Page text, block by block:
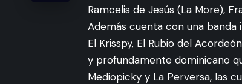
Ramcelis de Jesús (La More),
Además cuenta con una
El Krisspy, El Rubio del
y profundamente dominicano
Mediopicky y La Perversa, las